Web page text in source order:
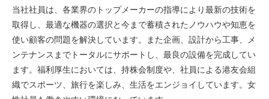
当社社員は、各業界のトップメーカーの指導により最新の技術を
取得し、最適な機器の選択と今まで蓄積されたノウハウや知恵を
使い顧客の問題を解決しています。また企画、設計から工事、メ
ンテナンスまでトータルにサポートし、最良の設備を完成してい
ます。福利厚生においては、持株会制度や、社員による港友会組
織でスポーツ、旅行を楽しみ、生活をエンジョイしています。女